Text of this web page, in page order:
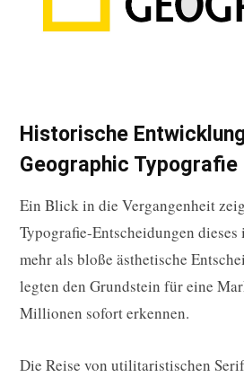
Historische
Geographic Typografie
Ein Blick in die Vergangenheit
Typografie-Entscheidungen
mehr als bloße ästhetische
legten den Grundstein für eine
Millionen sofort erkennen.
Die Reise von utilitaristischen